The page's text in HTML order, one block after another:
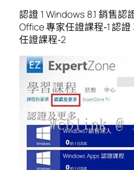
認證 1 Windows 8.1 銷售認
Office 專家任證課程‐1 認
任證課程‐2